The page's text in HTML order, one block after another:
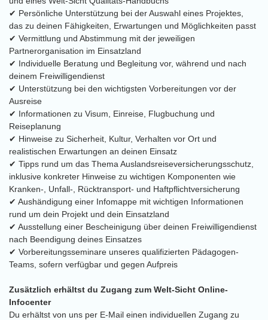
✔ Persönliche Unterstützung bei der Auswahl eines Projektes,
das zu deinen Fähigkeiten, Erwartungen und Möglichkeiten passt
✔ Vermittlung und Abstimmung mit der jeweiligen
Partnerorganisation im Einsatzland
✔ Individuelle Beratung und Begleitung vor, während und nach
deinem Freiwilligendienst
✔ Unterstützung bei den wichtigsten Vorbereitungen vor der
Ausreise
✔ Informationen zu Visum, Einreise, Flugbuchung und
Reiseplanung
✔ Hinweise zu Sicherheit, Kultur, Verhalten vor Ort und
realistischen Erwartungen an deinen Einsatz
✔ Tipps rund um das Thema Auslandsreiseversicherungsschutz,
inklusive konkreter Hinweise zu wichtigen Komponenten wie
Kranken-, Unfall-, Rücktransport- und Haftpflichtversicherung
✔ Aushändigung einer Infomappe mit wichtigen Informationen
rund um dein Projekt und dein Einsatzland
✔ Ausstellung einer Bescheinigung über deinen Freiwilligendienst
nach Beendigung deines Einsatzes
✔ Vorbereitungsseminare unseres qualifizierten Pädagogen-
Teams, sofern verfügbar und gegen Aufpreis
Zusätzlich erhältst du Zugang zum Welt-Sicht Online-
Infocenter
Du erhältst von uns per E-Mail einen individuellen Zugang zu